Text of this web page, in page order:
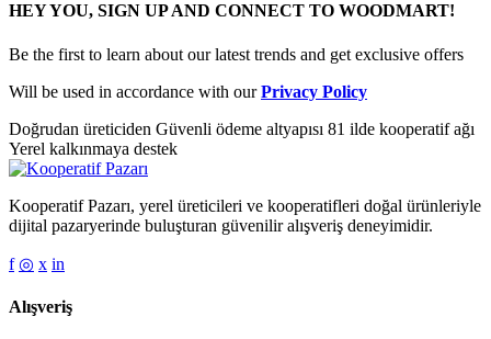
HEY YOU, SIGN UP AND CONNECT TO WOODMART!
Be the first to learn about our latest trends and get exclusive offers
Will be used in accordance with ourPrivacy Policy
Doğrudan üreticiden Güvenli ödeme altyapısı 81 ilde kooperatif ağı
Yerel kalkınmaya destek
Kooperatif Pazarı, yerel üreticileri ve kooperatifleri doğal ürünleriyle
dijital pazaryerinde buluşturan güvenilir alışveriş deneyimidir.
f ◎ x in
Alışveriş